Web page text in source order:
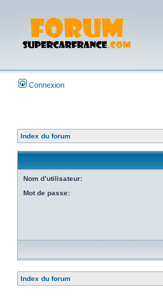
Connexion
Index du forum
Nom d’utilisateur:
Mot de passe:
Index du forum